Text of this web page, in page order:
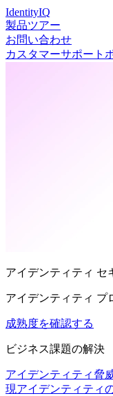
IdentityIQ
製品ツアー
お問い合わせ
カスタマーサポート
アイデンティティ セ
アイデンティティ プ
成熟度を確認する
ビジネス課題の解決
アイデンティティ脅
現アイデンティティ